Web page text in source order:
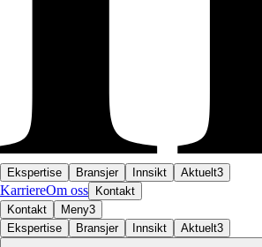
Ekspertise Bransjer Innsikt Aktuelt3
KarriereOm oss
Kontakt
Kontakt
Meny3
Ekspertise
Bransjer Innsikt Aktuelt3